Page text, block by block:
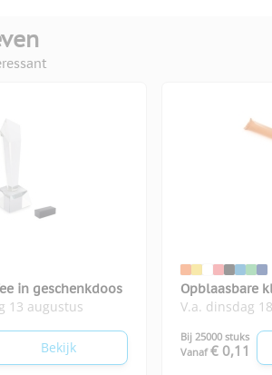
in geschenkdoos
13 augustus
Bekijk
Opblaasbare
V.a. dinsdag
Bij 25000 stuks
Vanaf € 0,11